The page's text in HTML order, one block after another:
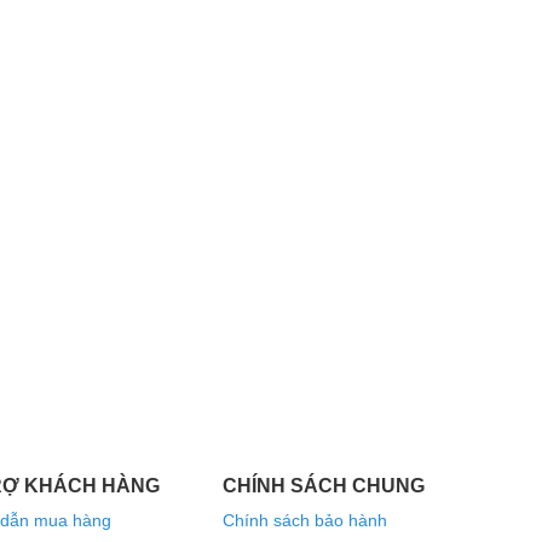
KHÁCH HÀNG
mua hàng
CHÍNH SÁCH CHUNG
Chính sách bảo hành